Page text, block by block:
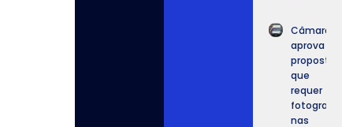
Câmara
aprova
proposta
que
requer
fotografia
nas